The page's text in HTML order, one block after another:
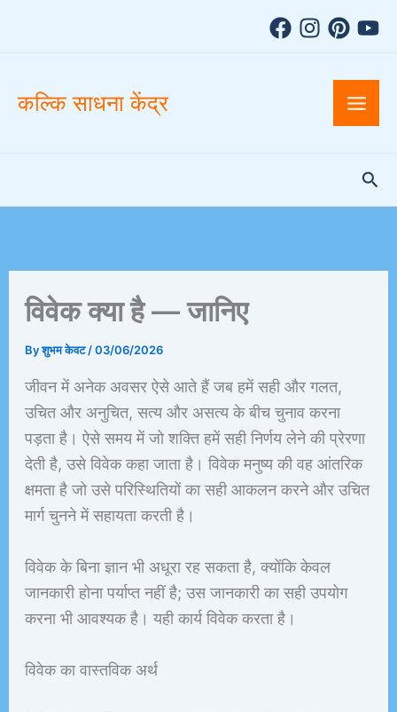
कल्कि साधना केंद्र
विवेक क्या है — जानिए
Byशुभम केवट/03/06/2026
जीवन में अनेक अवसर ऐसे आते हैं जब हमें सही और गलत,
उचित और अनुचित, सत्य और असत्य के बीच चुनाव करना
पड़ता है। ऐसे समय में जो शक्ति हमें सही निर्णय लेने की प्रेरणा
देती है, उसे विवेक कहा जाता है। विवेक मनुष्य की वह आंतरिक
क्षमता है जो उसे परिस्थितियों का सही आकलन करने और उचित
मार्ग चुनने में सहायता करती है।
विवेक के बिना ज्ञान भी अधूरा रह सकता है, क्योंकि केवल
जानकारी होना पर्याप्त नहीं है; उस जानकारी का सही उपयोग
करना भी आवश्यक है। यही कार्य विवेक करता है।
विवेक का वास्तविक अर्थ
v
e